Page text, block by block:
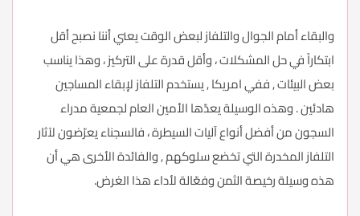
والبقاء أمام الجوال والتلفاز لبعض الوقت يعني أننا نصبح أقل
ابتكاراً في حل المشكلات ، وأقل قدرة على التركيز ، وهذا يناسب
بعض البيئات , ففي امريكا , يستخدم التلفاز لإبقاء المساجين
هادئين . وهذه الوسيلة يعدّها الأمين العام لجمعية مدراء
السجون من أفضل أنواع آليات السيطرة ، فالسجناء يعرّضون لآثار
التلفاز المخدرة التي تخضع سلوكهم , والفائدة الأخرى هي أن
هذه وسيلة رخيصة الثمن وفعّالة لأداء هذا الغرض.